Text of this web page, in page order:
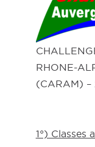
RHONE-
(CARAM) –
1°) Classes